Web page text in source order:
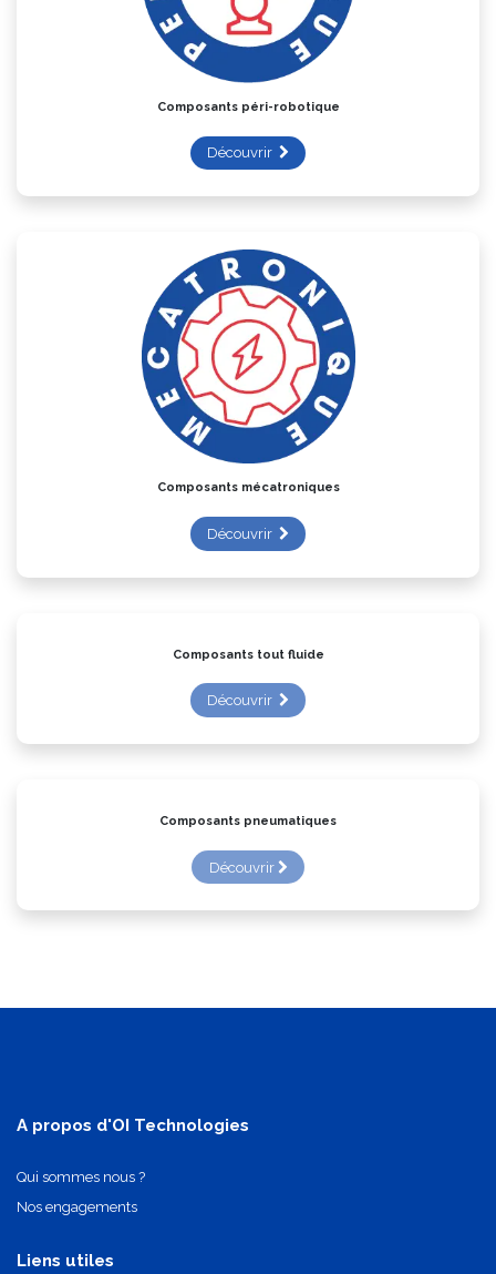
Composants péri-robotique
Découvrir
Composants mécatroniques
Découvrir
Composants tout fluide
Découvrir
Composants pneumatiques
Découvrir
A propos d'OI Technologies
Qui sommes nous ?
Nos engagements
Liens utiles